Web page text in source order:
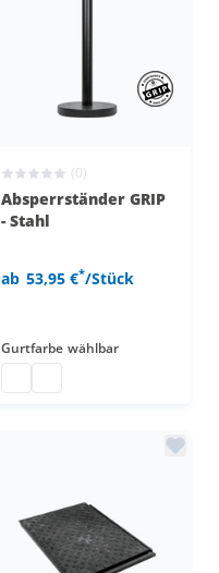
(0)
Absperrständer GRIP
- Stahl
ab 53,95 €*/Stück
Gurtfarbe wählbar